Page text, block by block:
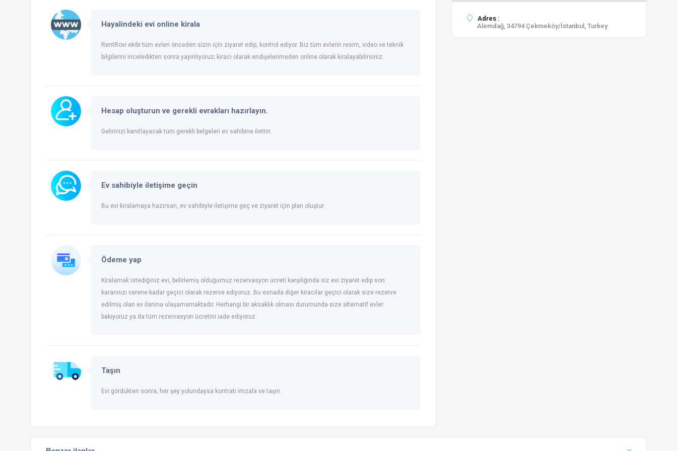
Hayalindeki evi online kirala
RentRovi ekibi tüm evleri önceden sizin için ziyaret edip, kontrol ediyor. Biz tüm evlerin resim, video ve teknik
bilgilerini inceledikten sonra yayınlıyoruz; kiracı olarak endişelenmeden online olarak kiralayabilirsiniz.
Hesap oluşturun ve gerekli evrakları hazırlayın.
Gelirinizi kanıtlayacak tüm gerekli belgeleri ev sahibine ilettin.
Ev sahibiyle iletişime geçin
Bu evi kiralamaya hazırsan, ev sahibiyle iletişime geç ve ziyaret için plan oluştur.
Ödeme yap
Kiralamak istediğiniz evi, belirlemiş olduğumuz rezervasyon ücreti karşılığında siz evi ziyaret edip son
kararınızı verene kadar geçici olarak rezerve ediyoruz. Bu esnada diğer kiracılar geçici olarak size rezerve
edilmiş olan ev ilanina ulaşamamaktadir. Herhangi bir aksaklık olması durumunda size alternatif evler
bakıyoruz ya da tüm rezervasyon ücretini iade ediyoruz.
Taşın
Evi gördükten sonra, her şey yolundaysa kontratı imzala ve taşın.
Adres :
Alemdağ, 34794 Çekmeköy/İstanbul, Turkey